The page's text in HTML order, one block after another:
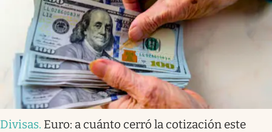
Divisas. Euro: a cuánto cerró la cotización este